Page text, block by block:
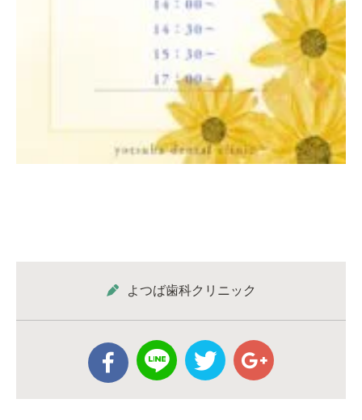
よつば歯科クリニック